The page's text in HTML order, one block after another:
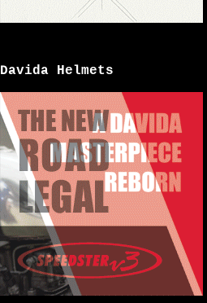
Davida Helmets